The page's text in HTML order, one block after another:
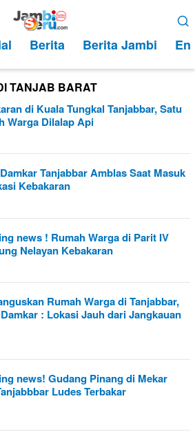
Berita Berita Jambi
TANJAB BARAT
di Kuala Tungkal Tanjabbar, Satu
Warga Dilalap Api
Tanjabbar Amblas Saat Masuk
Kebakaran
news ! Rumah Warga di Parit IV
Nelayan Kebakaran
Rumah Warga di Tanjabbar,
: Lokasi Jauh dari Jangkauan
news! Gudang Pinang di Mekar
Ludes Terbakar